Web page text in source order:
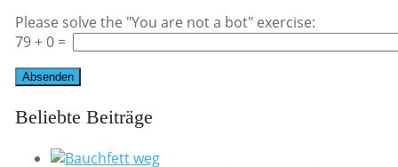
Please solve the "You are not a bot" exercise:
79+0=
Beliebte Beiträge